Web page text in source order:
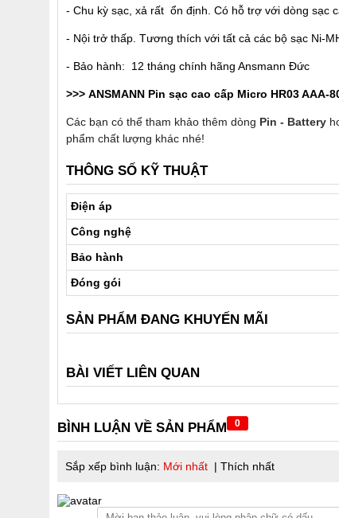
- Chu kỳ sạc, xả rất ổn định. Có hỗ trợ với dòng sạc
- Nội trở thấp. Tương thích với tất cả các bộ sạc Ni-
- Bảo hành: 12 tháng chính hãng Ansmann Đức
>>> ANSMANN Pin sạc cao cấp Micro HR03 AAA-
Các bạn có thể tham khảo thêm dòng Pin - Battery
phẩm chất lượng khác nhé!
THÔNG SỐ KỸ THUẬT
Điện áp
Công nghệ
Bảo hành
Đóng gói
SẢN PHẨM ĐANG KHUYẾN MÃI
BÀI VIẾT LIÊN QUAN
BÌNH LUẬN VỀ SẢN PHẨM 0
Sắp xếp bình luận: Mới nhất | Thích nhất